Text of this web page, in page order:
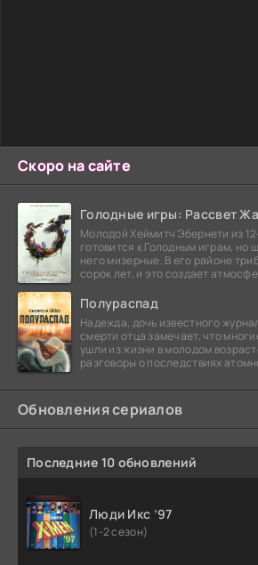
Скоро на сайте
Голодные игры: Рассвет
Молодой Хеймитч Эбернети из
готовится к Голодным играм, но
него мизерные. В его районе
сорок лет, и это создает
Полураспад
Надежда, дочь известного
смерти отца замечает, что
ушли из жизни в молодом
разговоры о последствиях
Обновления сериалов
Последние 10 обновлений
Люди Икс ’97
(1-2 сезон)